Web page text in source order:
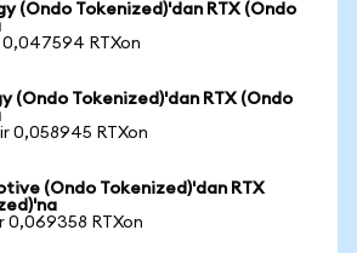
(Ondo Tokenized)'dan RTX (Ondo
0,047594 RTXon
(Ondo Tokenized)'dan RTX (Ondo
0,058945 RTXon
(Ondo Tokenized)'dan RTX
0,069358 RTXon